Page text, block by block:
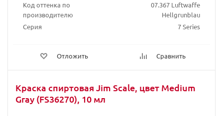
Код оттенка по
производителю
07.367 Luftwaffe
Hellgrunblau
Серия
7 Series
Отложить Сравнить
Краска спиртовая Jim Scale, цвет Medium
Gray (FS36270), 10 мл